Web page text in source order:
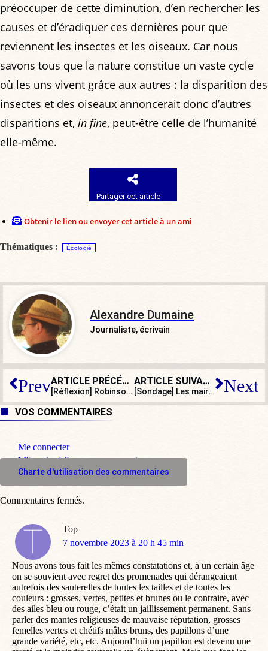
préoccuper de cette diminution, d’en rechercher les
causes et d’éradiquer ces dernières pour que
reviennent les insectes et les oiseaux. Car nous
savons tous que la nature constitue un vaste cycle
où les uns vivent grâce aux autres : la disparition des
insectes et des oiseaux annoncerait donc d’autres
disparitions et, in fine, peut-être celle de l’humanité
elle-même.
Partager cet article
Obtenir le lien ou envoyer cet article à un ami
Thématiques : Écologie
Alexandre Dumaine
Journaliste, écrivain
Prev ARTICLE PRÉCÉDENT
[Réflexion] Robinson et les cochons
ARTICLE SUIVANT
[Sondage] Les maires doivent-ils avoir la liste des fichés S de leur commune ? Next
VOS COMMENTAIRES
Me connecter
M'inscrire à l'espace commentaire
Charte d'utilisation des commentaires
Top
dit
7 novembre 2023 à 20 h 45 min
Nous avons tous fait les mêmes constatations et, à un certain âge
on se souvient avec regret des promenades qui dérangeaient
autrefois des sauterelles de toutes les tailles et de toutes les
couleurs : grosses, vertes, petites et brunes ou le contraire, avec
des ailes bleu ou rouge, c’était un jaillissement permanent. Sans
parler des mantes religieuses de mauvaise réputation, grosses
femelles vertes et chétifs mâles bruns, des papillons d’une
grande variété, etc, etc. Aujourd’hui un papillon est devenu une
Commentaires fermés.